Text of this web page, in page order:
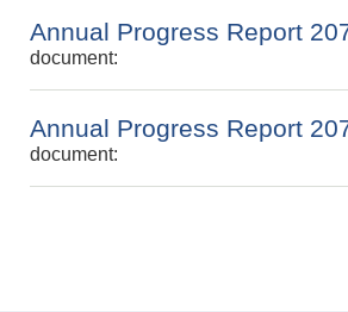
Annual Progress Report
document:
Annual Progress Report
document: